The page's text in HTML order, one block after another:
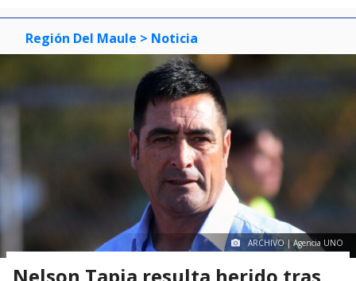
Región Del Maule > Noticia
ARCHIVO | Agencia UNO